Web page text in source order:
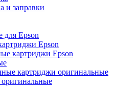
и заправки
для Epson
Epson
картриджи Epson
картриджи оригинальные
оригинальные